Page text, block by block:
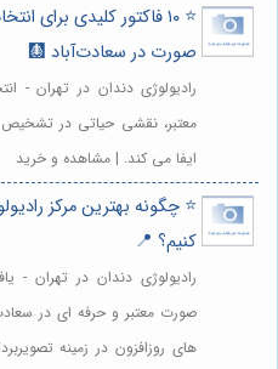
⭐️ ۱۰ فاکتور کلیدی برای
صورت در سعادت‌آباد 🩻
رادیولوژی دندان در تهران -
معتبر، نقشی حیاتی در
ایفا می کند. | مشاهده و خرید
⭐️ چگونه بهترین مرکز
کنیم؟ 📍
رادیولوژی دندان در تهران -
صورت معتبر و حرفه ای در
های روزافزون در زمینه